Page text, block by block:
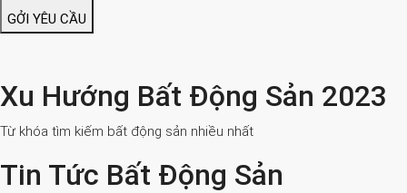
GỞI YÊU CẦU
Xu Hướng Bất Động Sản 2023
Từ khóa tìm kiếm bất động sản nhiều nhất
Tin Tức Bất Động Sản